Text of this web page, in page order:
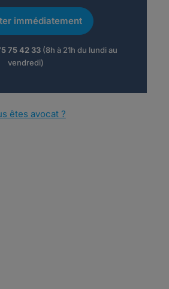
immédiatement
75 42 33(8h à 21h du lundi au
vendredi)
êtes avocat ?